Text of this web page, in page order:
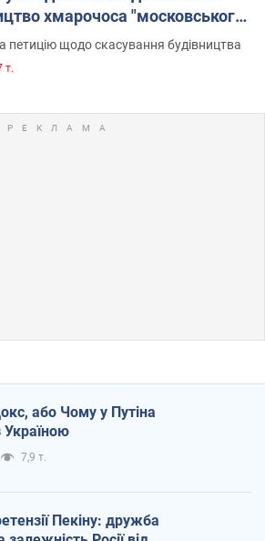
хмарочоса "московського
петицію щодо скасування будівництва
т.
або Чому у Путіна
Україною
7,9 т.
Пекіну: дружба